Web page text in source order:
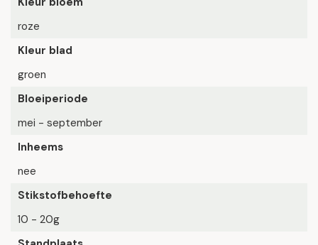
roze
Kleur blad
groen
Bloeiperiode
mei - september
Inheems
nee
Stikstofbehoefte
10 - 20g